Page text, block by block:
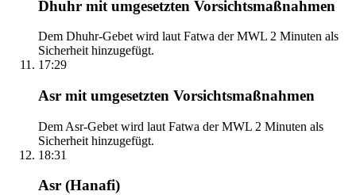
Dhuhr mit umgesetzten Vorsichtsmaßnahmen
Dem Dhuhr-Gebet wird laut Fatwa der MWL 2 Minuten als
Sicherheit hinzugefügt.
17:29
Asr mit umgesetzten Vorsichtsmaßnahmen
Dem Asr-Gebet wird laut Fatwa der MWL 2 Minuten als
Sicherheit hinzugefügt.
18:31
Asr (Hanafi)